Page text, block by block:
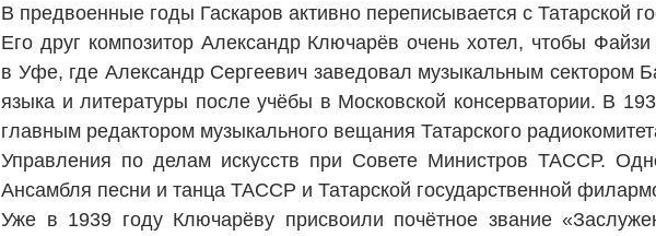
В предвоенные годы Гаскаров активно переписывается с Татарской
Его друг композитор Александр Ключарёв очень хотел, чтобы
в Уфе, где Александр Сергеевич заведовал музыкальным сектором
языка и литературы после учёбы в Московской консерватории. В
главным редактором музыкального вещания Татарского
Управления по делам искусств при Совете Министров ТАССР.
Ансамбля песни и танца ТАССР и Татарской государственной
Уже в 1939 году Ключарёву присвоили почётное звание